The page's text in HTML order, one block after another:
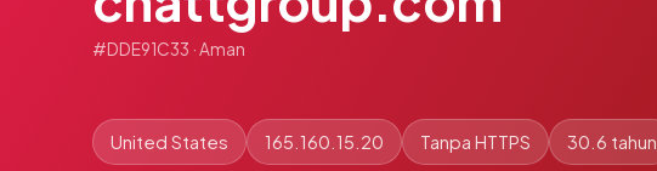
#DDE91C33 · Aman
United States 165.160.15.20 Tanpa HTTPS 30.6 tahun